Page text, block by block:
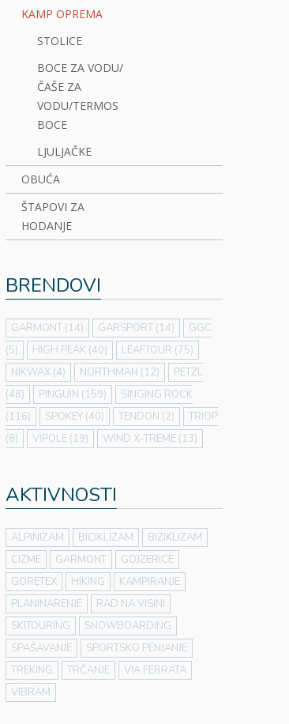
KAMP OPREMA
STOLICE
BOCE ZA VODU/
ČAŠE ZA
VODU/TERMOS
BOCE
LJULJAČKE
OBUĆA
ŠTAPOVI ZA
HODANJE
BRENDOVI
GARMONT(14) GARSPORT(14)
GGC
(5)
HIGH PEAK (40) LEAFTOUR (75)
NIKWAX(4) NORTHMAN (12)
PETZL
(48)
PINGUIN (159)
SINGING ROCK
(116)
SPOKEY(40) TENDON (2)
TRIOP
(8)
VIPOLE(19) WIND X-TREME(13)
AKTIVNOSTI
ALPINIZAM BICIKLIZAM
BIZIKLIZAM
CIZME
GARMONT
GOJZERICE
GORETEX
HIKING
KAMPIRANJE
PLANINARENJE
RAD NA VISINI
SKITOURING
SNOWBOARDING
SPAŠAVANJE
SPORTSKO PENJANJE
TREKING
TRČANJE
VIA FERRATA
VIBRAM